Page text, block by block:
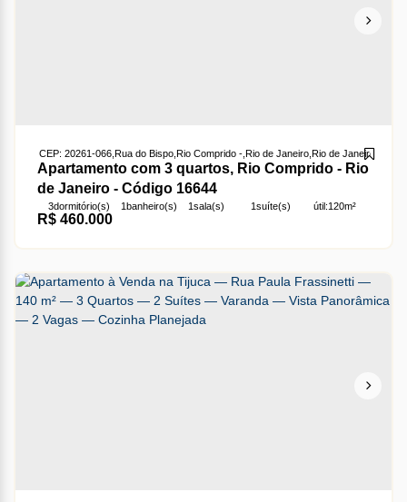
Apartamento com 3 quartos, Rio Comprido - Rio
de Janeiro - Código 16644
R$460.000
CEP: 20261-066, Rua do Bispo, Rio Comprido , Rio de Janeiro, Rio de Janeiro
3dormitório(s) 1banheiro(s) 1sala(s) 1suíte(s) útil:120m²
terreno:120m²